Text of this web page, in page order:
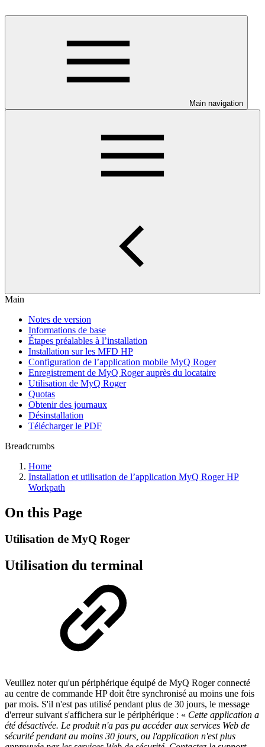
Main navigation
Main
Notes de version
Informations de base
Étapes préalables à l’installation
Installation sur les MFD HP
Configuration de l’application mobile MyQ Roger
Enregistrement de MyQ Roger auprès du locataire
Utilisation de MyQ Roger
Quotas
Obtenir des journaux
Désinstallation
Télécharger le PDF
Breadcrumbs
Home
Installation et utilisation de l’application MyQ Roger HP
Workpath
On this Page
Utilisation de MyQ Roger
Utilisation du terminal
Veuillez noter qu'un périphérique équipé de MyQ Roger connecté
au centre de commande HP doit être synchronisé au moins une fois
par mois. S'il n'est pas utilisé pendant plus de 30 jours, le message
d'erreur suivant s'affichera sur le périphérique : « Cette application a
été désactivée. Le produit n'a pas pu accéder aux services Web de
sécurité pendant au moins 30 jours, ou l'application n'est plus